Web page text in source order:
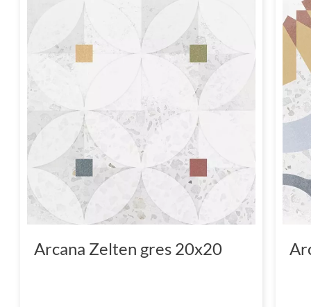
Arcana Zelten gres 20x20